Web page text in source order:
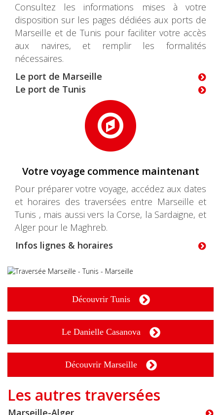
Consultez les informations mises à votre
disposition sur les pages dédiées aux ports de
Marseille et de Tunis pour faciliter votre accès
aux navires, et remplir les formalités
nécessaires.
Le port de Marseille
Le port de Tunis
Votre voyage commence maintenant
Pour préparer votre voyage, accédez aux dates
et horaires des traversées entre Marseille et
Tunis , mais aussi vers la Corse, la Sardaigne, et
Alger pour le Maghreb.
Infos lignes & horaires
Découvrir Tunis
Le Danielle Casanova
Découvrir Marseille
Les autres traversées
Marseille-Alger